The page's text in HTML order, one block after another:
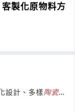
製化原物料方
設計、多樣陶瓷材